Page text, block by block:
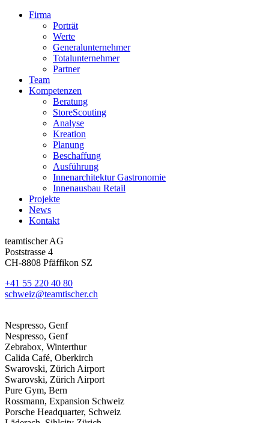
Firma
Porträt
Werte
Generalunternehmer
Totalunternehmer
Partner
Team
Kompetenzen
Beratung
StoreScouting
Analyse
Kreation
Planung
Beschaffung
Ausführung
Innenarchitektur Gastronomie
Innenausbau Retail
Projekte
News
Kontakt
teamtischer AG
Poststrasse 4
CH-8808 Pfäffikon SZ
+41 55 220 40 80
schweiz@teamtischer.ch
Nespresso, Genf
Nespresso, Genf
Zebrabox, Winterthur
Calida Café, Oberkirch
Swarovski, Zürich Airport
Swarovski, Zürich Airport
Pure Gym, Bern
Rossmann, Expansion Schweiz
Porsche Headquarter, Schweiz